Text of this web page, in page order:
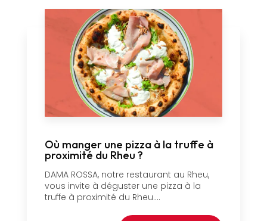
Où manger une pizza à la truffe à
proximité du Rheu ?
DAMA ROSSA, notre restaurant au Rheu,
vous invite à déguster une pizza à la
truffe à proximité du Rheu....